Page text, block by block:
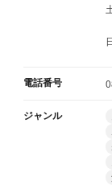
電話番号
ジャンル